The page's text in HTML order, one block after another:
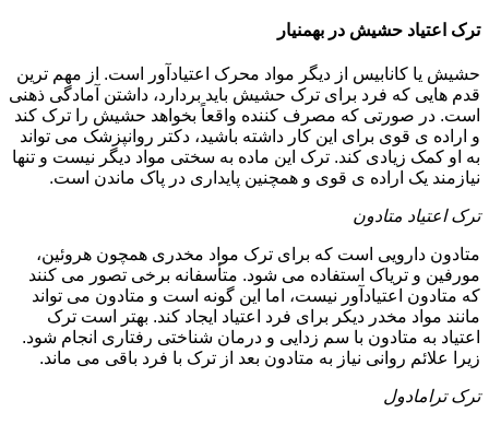
ترک اعتیاد حشیش در بهمنیار
حشیش یا کانابیس از دیگر مواد محرک اعتیادآور است. از مهم ترین
قدم هایی که فرد برای ترک حشیش باید بردارد، داشتن آمادگی ذهنی
است. در صورتی که مصرف کننده واقعاً بخواهد حشیش را ترک کند
و اراده ی قوی برای این کار داشته باشید، دکتر روانپزشک می تواند
به او کمک زیادی کند. ترک این ماده به سختی مواد دیگر نیست و تنها
نیازمند یک اراده ی قوی و همچنین پایداری در پاک ماندن است.
ترک اعتیاد متادون
متادون دارویی است که برای ترک مواد مخدری همچون هروئین،
مورفین و تریاک استفاده می شود. متأسفانه برخی تصور می کنند
که متادون اعتیادآور نیست، اما این گونه است و متادون می تواند
مانند مواد مخدر دیکر برای فرد اعتیاد ایجاد کند. بهتر است ترک
اعتیاد به متادون با سم زدایی و درمان شناختی رفتاری انجام شود.
زیرا علائم روانی نیاز به متادون بعد از ترک با فرد باقی می ماند.
ترک ترامادول